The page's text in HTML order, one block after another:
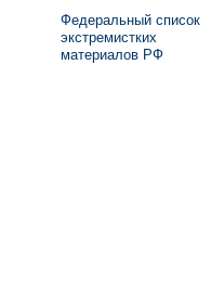
Федеральный список
экстремистких
материалов РФ